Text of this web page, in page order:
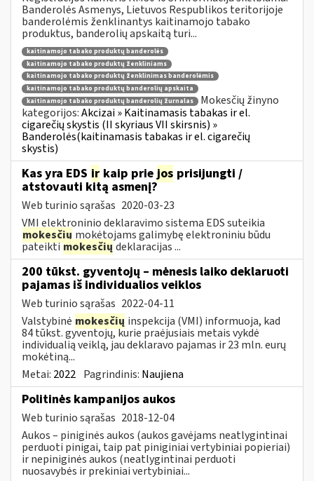
Banderolės Asmenys, Lietuvos Respublikos teritorijoje
banderolėmis ženklinantys kaitinamojo tabako
produktus, banderolių apskaitą turi...
kaitinamojo tabako produktų banderolės
kaitinamojo tabako produktų ženkliniams
kaitinamojo tabako produktų ženklinimas banderolėmis
kaitinamojo tabako produktų banderolių apskaita
kaitinamojo tabako produktų banderolių žurnalas
Mokesčių žinyno
kategorijos:Akcizai » Kaitinamasis tabakas ir el.
cigarečių skystis (II skyriaus VII skirsnis) »
Banderolės(kaitinamasis tabakas ir el. cigarečių
skystis)
Kas yra EDS ir kaip prie jos prisijungti /
atstovauti kitą asmenį?
Web turinio sąrašas 2020-03-23
VMI elektroninio deklaravimo sistema EDS suteikia
mokesčių mokėtojams galimybę elektroniniu būdu
pateiktimokesčių deklaracijas ...
200 tūkst. gyventojų – mėnesis laiko deklaruoti
pajamas iš individualios veiklos
Web turinio sąrašas 2022-04-11
Valstybinė mokesčių inspekcija (VMI) informuoja, kad
84 tūkst. gyventojų, kurie praėjusiais metais vykdė
individualią veiklą, jau deklaravo pajamas ir 23 mln. eurų
mokėtiną...
Metai: 2022 Pagrindinis: Naujiena
Politinės kampanijos aukos
Web turinio sąrašas 2018-12-04
Aukos – piniginės aukos (aukos gavėjams neatlygintinai
perduoti pinigai, taip pat piniginiai vertybiniai popieriai)
ir nepiniginės aukos (neatlygintinai perduoti
nuosavybės ir prekiniai vertybiniai...